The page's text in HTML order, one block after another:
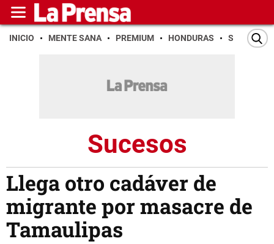
INICIO MENTE SANA PREMIUM HONDURAS SAN PEDRO
Sucesos
Llega otro cadáver de
migrante por masacre de
Tamaulipas